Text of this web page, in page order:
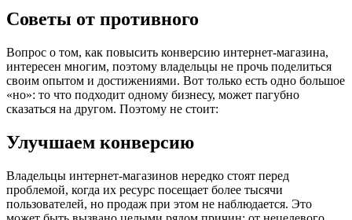
Советы от противного
Вопрос о том, как повысить конверсию интернет-магазина,
интересен многим, поэтому владельцы не прочь поделиться
своим опытом и достижениями. Вот только есть одно большое
«но»: то что подходит одному бизнесу, может пагубно
сказаться на другом. Поэтому не стоит:
Улучшаем конверсию
Владельцы интернет-магазинов нередко стоят перед
проблемой, когда их ресурс посещает более тысячи
пользователей, но продаж при этом не наблюдается. Это